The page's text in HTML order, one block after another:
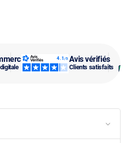
Avis vérifiés
Clients satisfaits